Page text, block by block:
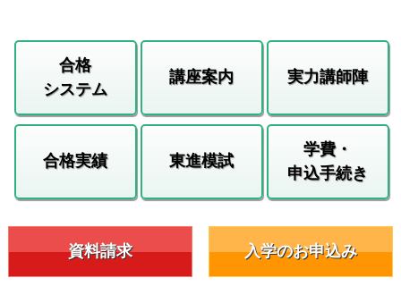
合格
システム
講座案内 実力講師陣
合格実績 東進模試
学費・
申込手続き
資料請求 入学のお申込み